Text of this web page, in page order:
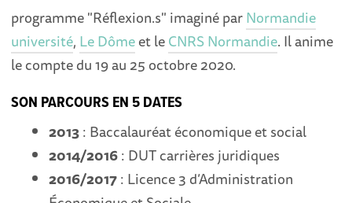
programme "Réflexion.s" imaginé parNormandie
université, Le Dômeet leCNRS Normandie. Il anime
le compte du 19 au 25 octobre 2020.
SON PARCOURS EN 5 DATES
2013: Baccalauréat économique et social
2014/2016: DUT carrières juridiques
2016/2017: Licence 3 d’Administration